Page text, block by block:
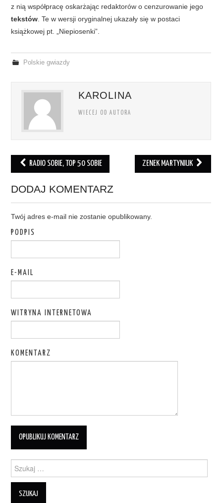
z nią współpracę oskarżając redaktorów o cenzurowanie jego
tekstów . Te w wersji oryginalnej ukazały się w postaci
książkowej pt. „Niepiosenki”.
Polskie gwiazdy
KAROLINA
WIECEJ OD AUTORA
RADIO SOBIE, TOP 50 SOBIE ZENEK MARTYNIUK
DODAJ KOMENTARZ
Twój adres e-mail nie zostanie opublikowany.
PODPIS
E-MAIL
WITRYNA INTERNETOWA
KOMENTARZ
Szukanie dla: